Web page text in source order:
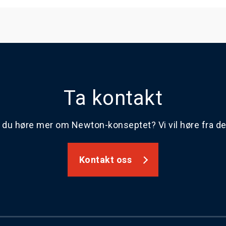
Ta kontakt
du høre mer om Newton-konseptet? Vi vil høre fra
Kontakt oss